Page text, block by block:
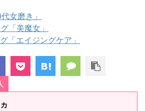
女磨き」
「美魔女」
「エイジングケア」